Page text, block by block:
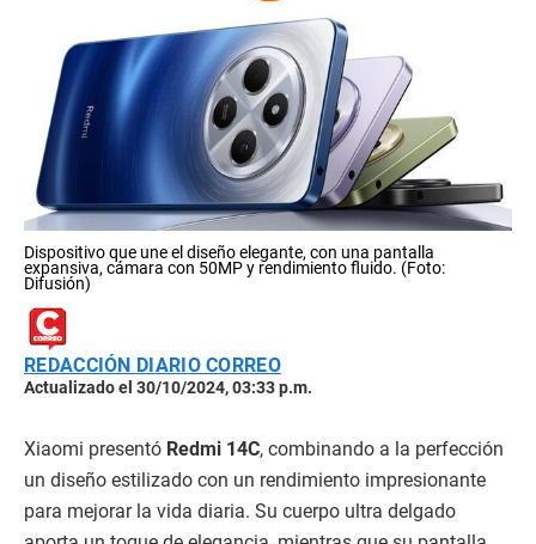
Dispositivo que une el diseño elegante, con una pantalla
expansiva, cámara con 50MP y rendimiento fluido. (Foto:
Difusión)
REDACCIÓN DIARIO CORREO
Actualizado el 30/10/2024, 03:33 p.m.
Xiaomi presentó Redmi 14C, combinando a la perfección
un diseño estilizado con un rendimiento impresionante
para mejorar la vida diaria. Su cuerpo ultra delgado